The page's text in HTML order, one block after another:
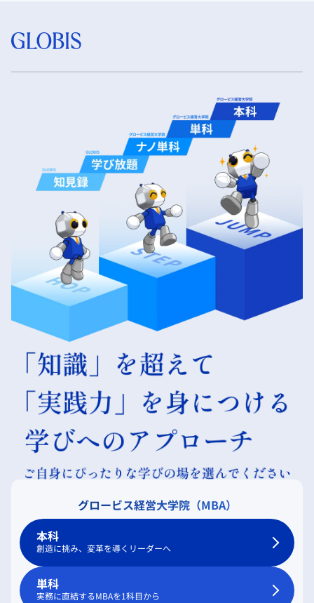
グロービス経営大学院（MBA）
本科
創造に挑み、変革を導くリーダーへ
単科
実務に直結するMBAを1科目から